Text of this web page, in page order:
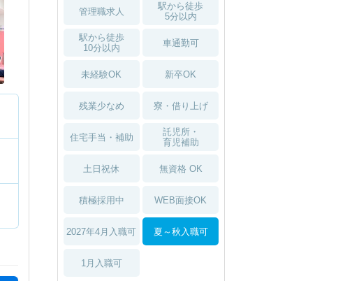
管理職求人
駅から徒歩
5分以内
駅から徒歩
10分以内
車通勤可
未経験OK 新卒OK
残業少なめ 寮・借り上げ
住宅手当・補助
託児所・
育児補助
土日祝休 無資格 OK
積極採用中 WEB面接OK
2027年4月入職可 夏～秋入職可
1月入職可